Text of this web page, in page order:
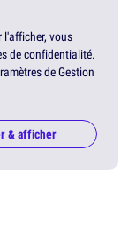
l'afficher, vous
de confidentialité.
de Gestion
& afficher